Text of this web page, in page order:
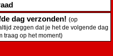
dag verzonden! (op
zeggen dat je het de volgende dag
traag op het moment)